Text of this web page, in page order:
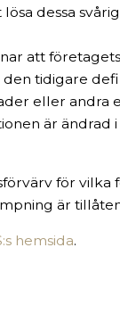
dessa
att
tidigare
eller andra
är ändrad
för vilka
är
hemsida.